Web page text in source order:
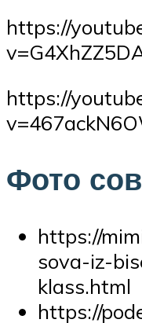
https://
https://
Фото
https://
sova-iz-
klass.html
https://